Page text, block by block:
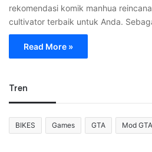
rekomendasi komik manhua
cultivator terbaik untuk Anda.
Read More »
Tren
BIKES Games GTA Mod GTA